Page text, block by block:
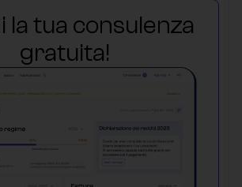
la tua consulenza
gratuita!